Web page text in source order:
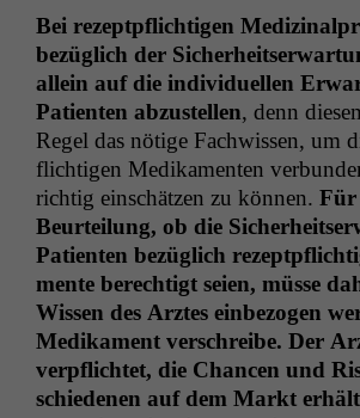
Bei rezeptpflichti­gen
bezüglich der
allein auf die indi­vidu­ellen
Patien­ten abzustellen, denn
Regel das nötige Fach­wis­sen, um
flichti­gen Medika­menten
richtig ein­schätzen zu kön­nen. Für
Beurteilung, ob die
Patien­ten bezüglich
mente berechtigt seien, müsse
Wis­sen des Arztes ein­be­zo­gen
Medika­ment ver­schreibe. Der
verpflichtet, die Chan­cen und
schiede­nen auf dem Markt